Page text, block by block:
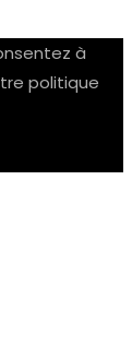
à
politique